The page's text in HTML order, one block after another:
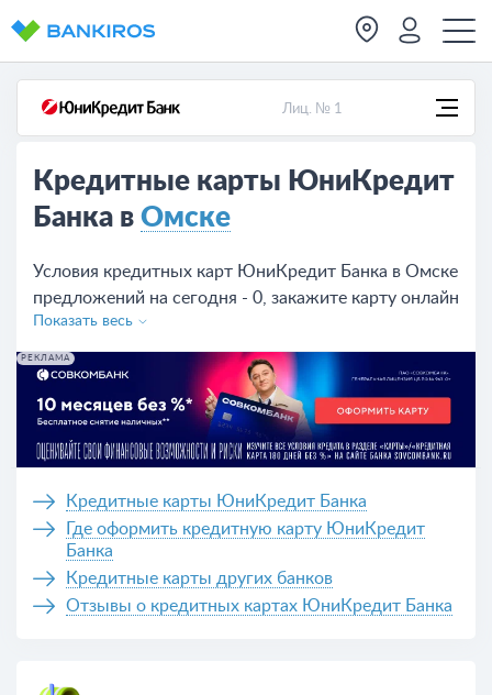
Лиц. № 1
Кредитные карты ЮниКредит
Банка в Омске
Условия кредитных карт ЮниКредит Банка в Омске
предложений на сегодня - 0, закажите карту онлайн
на сайте или в отделении банка.
Показать весь
РЕКЛАМА
Кредитные карты ЮниКредит Банка
Где оформить кредитную карту ЮниКредит
Банка
Кредитные карты других банков
Отзывы о кредитных картах ЮниКредит Банка